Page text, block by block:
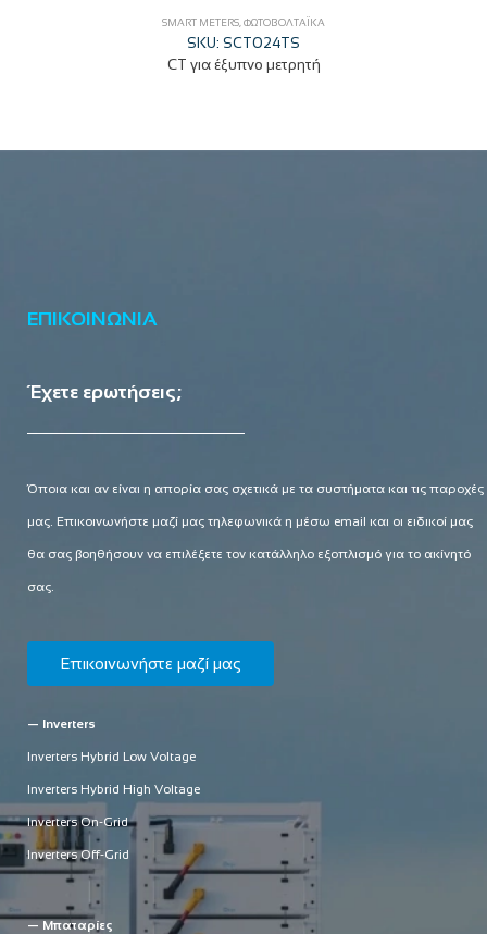
SMART METERS ΦΩΤΟΒΟΛΤΑΪΚΆ
SKU: SCT024TS
CT για έξυπνο μετρητή
ΕΠΙΚΟΙΝΩΝΙΑ
Έχετε ερωτήσεις;
Όποια και αν είναι η απορία σας σχετικά με τα συστήματα και τις παροχές
μας. Επικοινωνήστε μαζί μας τηλεφωνικά η μέσω email και οι ειδικοί μας
θα σας βοηθήσουν να επιλέξετε τον κατάλληλο εξοπλισμό για το ακίνητό
σας.
Επικοινωνήστε μαζί μας
— Inverters
Inverters Hybrid Low Voltage
Inverters Hybrid High Voltage
Inverters On-Grid
Inverters Off-Grid
— Μπαταρίες